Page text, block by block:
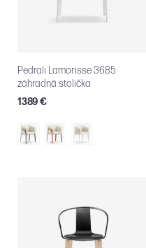
Pedrali Lamorisse 3685
záhradná stolička
1389 €